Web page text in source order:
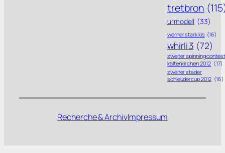
tretbron
urmodell (33)
werner stark kis (16)
whirli 3 (72)
zweiter spinning contest
kaltenkirchen 2012 (17)
zweiter stader
schleudercup 2012 (16)
Recherche & ArchivImpressum